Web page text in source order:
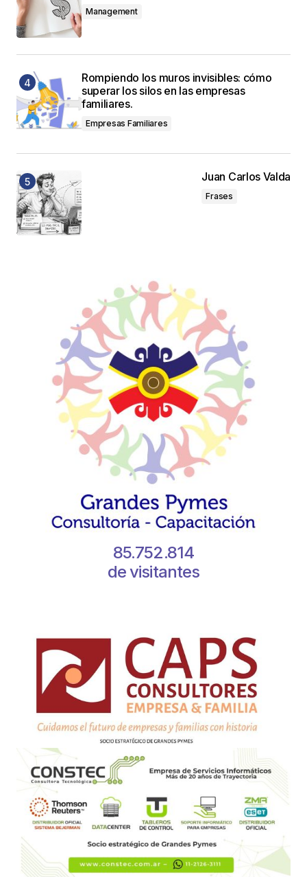
Management
Rompiendo los muros invisibles: cómo
superar los silos en las empresas
familiares.
Empresas Familiares
Juan Carlos Valda
Frases
85.752.814
de visitantes